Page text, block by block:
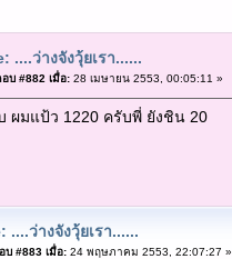
....ว่างจังวุ้ยเรา......
บ #882 เมื่อ:28 เมษายน 2553, 00:05:11 »
ผมแป้ว 1220 ครับพี่ ยังชิน 20
....ว่างจังวุ้ยเรา......
บ #883 เมื่อ:24 พฤษภาคม 2553, 22:07:27 »